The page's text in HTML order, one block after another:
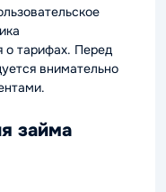
о тарифах. Перед
внимательно
займа